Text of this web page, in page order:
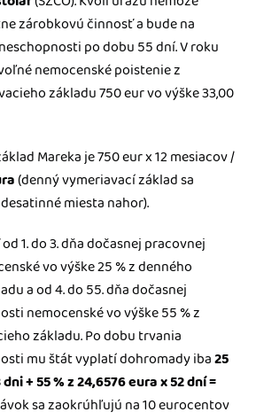
zárobkovú činnosť a bude na
po dobu 55 dní. V roku
nemocenské poistenie z
základu 750 eur vo výške 33,00
Mareka je 750 eur x 12 mesiacov /
(denný vymeriavací základ sa
miesta nahor).
1. do 3. dňa dočasnej pracovnej
vo výške 25 % z denného
a od 4. do 55. dňa dočasnej
nemocenské vo výške 55 % z
základu. Po dobu trvania
mu štát vyplatí dohromady iba25
+ 55 % z 24,6576 eura x 52 dní =
sa zaokrúhľujú na 10 eurocentov